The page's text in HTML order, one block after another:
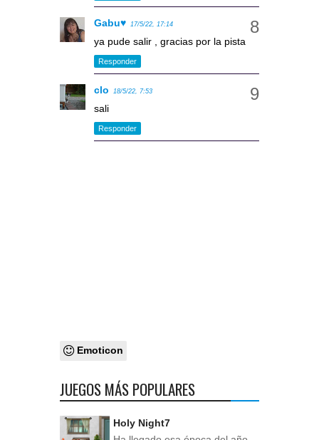
Gabu♥ 17/5/22, 17:14
ya pude salir , gracias por la pista
Responder
clo 18/5/22, 7:53
sali
Responder
Emoticon
JUEGOS MÁS POPULARES
Holy Night7